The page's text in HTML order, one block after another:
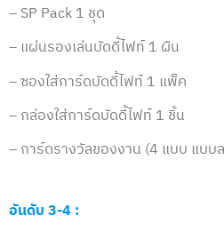
– SP Pack 1 ชุด
– แผ่นรองเล่นบัดดี้ไฟท์ 1 ผืน
– ซองใส่การ์ดบัดดี้ไฟท์ 1 แพ็ค
– กล่องใส่การ์ดบัดดี้ไฟท์ 1 ชิ้น
– การ์ดรางวัลของงาน (4 แบบ แบบ
อันดับ 3-4 :